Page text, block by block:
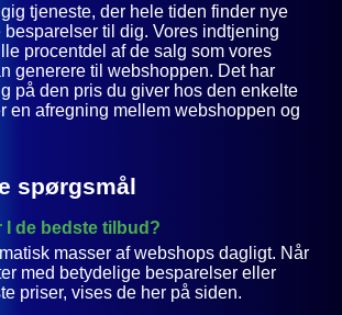
tjeneste, der hele tiden finder nye
besparelser til dig. Vores indtjening
procentdel af de salg som vores
generere til webshoppen. Det har
på den pris du giver hos den enkelte
en afregning mellem webshoppen og
spørgsmål
I de bedste tilbud?
masser af webshops dagligt. Når
med betydelige besparelser eller
priser, vises de her på siden.